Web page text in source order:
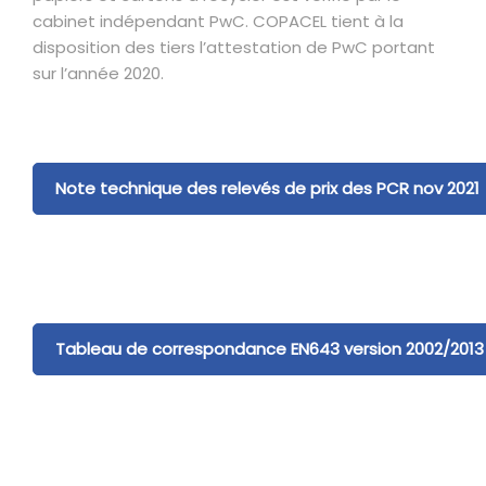
cabinet indépendant PwC. COPACEL tient à la
disposition des tiers l’attestation de PwC portant
sur l’année 2020.
Note technique des relevés de prix des PCR nov 2021
Tableau de correspondance EN643 version 2002/2013